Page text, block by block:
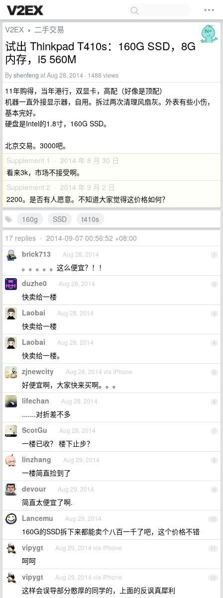
V2EX › 二手交易
试出 Thinkpad T410s：160G SSD，8G
内存，i5 560M
Byshenfeng at Aug 28, 2014 · 1488 views
11年购得，当年港行，双显卡，高配（好像是顶配）
机器一直外接显示器，自用。拆过两次清理风扇灰。外表有些小伤，
基本完好。
硬盘是Intel的1.8寸，160G SSD。
北京交易。3000吧。
Supplement 1 · 2014 年 8 月 30 日
看来3k，市场不接受啊。
Supplement 2 · 2014 年 9 月 2 日
2200。是否有人愿意。不知道大家觉得这价格如何？
160g
SSD
t410s
17 replies • 2014-09-07 00:56:52 +08:00
1
brick713 Aug 28, 2014
。。。。。这么便宜？！！
2
duzhe0 Aug 28, 2014
快卖给一楼
3
Laobai Aug 28, 2014
快卖给一楼
4
Laobai Aug 28, 2014
快卖给一楼。
5
zjnewcity Aug 28, 2014 via iPhone
好便宜啊，大家快来买啊。。。
6
lifechan Aug 28, 2014
.......对折差不多
7
ScotGu Aug 28, 2014
一楼已收？ 楼下止步？
8
linzhang Aug 29, 2014
一楼简直捡到了
9
devour Aug 29, 2014
简直太便宜了啊.
10
Lancemu Aug 29, 2014
160G的SSD拆下来都能卖个八百一千了吧，这个价格不错
11
vipygt Aug 29, 2014 via iPhone
呵呵
12
vipygt Aug 29, 2014 via iPhone
这样会误导部分憨厚的同学的，上面的反讽真犀利